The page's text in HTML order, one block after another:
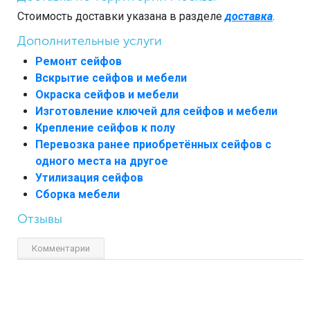
Стоимость доставки указана в разделедоставка.
Дополнительные услуги
Ремонт сейфов
Вскрытие сейфов и мебели
Окраска сейфов и мебели
Изготовление ключей для сейфов и мебели
Крепление сейфов к полу
Перевозка ранее приобретённых сейфов с
одного места на другое
Утилизация сейфов
Сборка мебели
Отзывы
Комментарии